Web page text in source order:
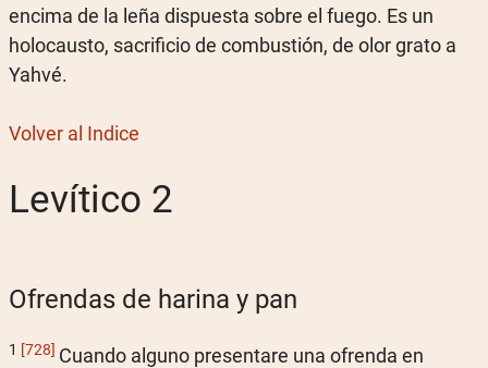
encima de la leña dispuesta sobre el fuego. Es un
holocausto, sacrificio de combustión, de olor grato a
Yahvé.
Volver al Indice
Levítico 2
Ofrendas de harina y pan
1 [728] Cuando alguno presentare una ofrenda en